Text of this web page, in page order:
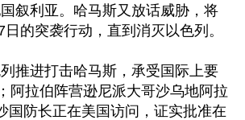
叙利亚。哈马斯又放话威胁，将
日的突袭行动，直到消灭以色列。
推进打击哈马斯，承受国际上要
阿拉伯阵营逊尼派大哥沙乌地阿拉
国防长正在美国访问，证实批准在